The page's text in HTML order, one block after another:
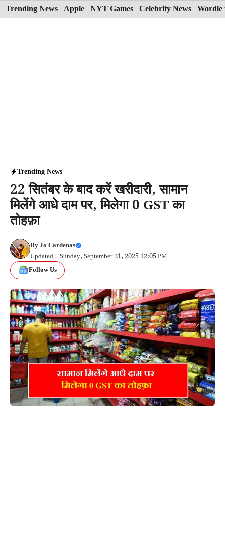
Skip
to
Trending News Apple NYT Games Celebrity News Wordle
Trending News
22 सितंबर के बाद करें खरीदारी, सामान
मिलेंगे आधे दाम पर, मिलेगा 0 GST का
तोहफ़ा
ByJo Cardenas
Updated : Sunday, September 21, 2025 12:05 PM
Follow Us